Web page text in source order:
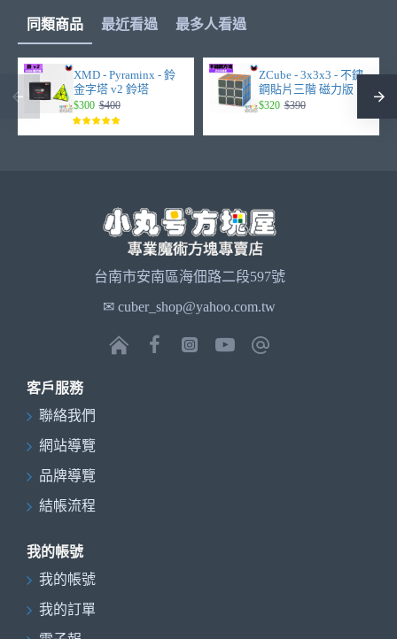
同類商品 最近看過 最多人看過
XMD - Pyraminx - 鈴
金字塔 v2 鈴塔
$300 $400
ZCube - 3x3x3 - 不鏽
鋼貼片三階 磁力版
$320 $390
台南市安南區海佃路二段597號
✉ cuber_shop@yahoo.com.tw
客戶服務
聯絡我們
網站導覽
品牌導覽
結帳流程
我的帳號
我的帳號
我的訂單